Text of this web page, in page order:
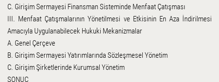
C. Girişim Sermayesi Finansman Sisteminde Menfaat Çatışması
III. Menfaat Çatışmalarının Yönetilmesi ve Etkisinin En Aza İndirilmesi
Amacıyla Uygulanabilecek Hukuki Mekanizmalar
A. Genel Çerçeve
B. Girişim Sermayesi Yatırımlarında Sözleşmesel Yönetim
C. Girişim Şirketlerinde Kurumsal Yönetim
SONUÇ